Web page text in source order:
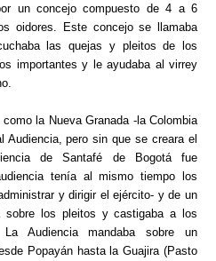
un concejo compuesto de 4 a 6
oidores. Este concejo se llamaba
las quejas y pleitos de los
importantes y le ayudaba al virrey
la Nueva Granada -la Colombia
Audiencia, pero sin que se creara el
de Santafé de Bogotá fue
tenía al mismo tiempo los
y dirigir el ejército- y de un
sobre los pleitos y castigaba a los
La Audiencia mandaba sobre un
Popayán hasta la Guajira (Pasto